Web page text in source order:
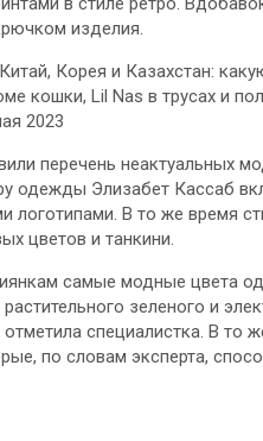
изделия.
Корея и Казахстан:
кошки, Lil Nas в трусах и
2023
перечень неактуальных
одежды Элизабет Кассаб
логотипами. В то же время
цветов и танкини.
самые модные цвета
зеленого и
специалистка. В то
по словам эксперта,